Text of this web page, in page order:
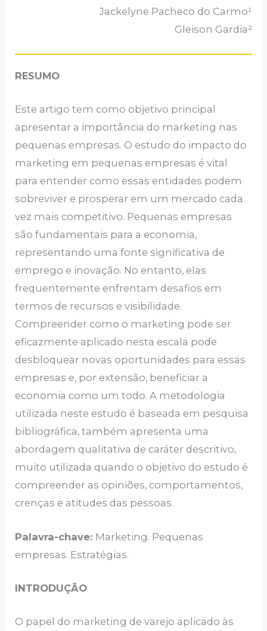
Jackelyne Pacheco do Carmo¹
Gleison Gardia²
RESUMO
Este artigo tem como objetivo principal
apresentar a importância do marketing nas
pequenas empresas. O estudo do impacto do
marketing em pequenas empresas é vital
para entender como essas entidades podem
sobreviver e prosperar em um mercado cada
vez mais competitivo. Pequenas empresas
são fundamentais para a economia,
representando uma fonte significativa de
emprego e inovação. No entanto, elas
frequentemente enfrentam desafios em
termos de recursos e visibilidade.
Compreender como o marketing pode ser
eficazmente aplicado nesta escala pode
desbloquear novas oportunidades para essas
empresas e, por extensão, beneficiar a
economia como um todo. A metodologia
utilizada neste estudo é baseada em pesquisa
bibliográfica, também apresenta uma
abordagem qualitativa de caráter descritivo,
muito utilizada quando o objetivo do estudo é
compreender as opiniões, comportamentos,
crenças e atitudes das pessoas.
Palavra-chave: Marketing. Pequenas
empresas. Estratégias.
INTRODUÇÃO
O papel do marketing de varejo aplicado às